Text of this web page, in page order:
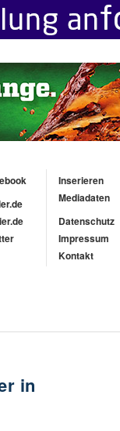
Inserieren
Mediadaten
Datenschutz
Impressum
Kontakt
in